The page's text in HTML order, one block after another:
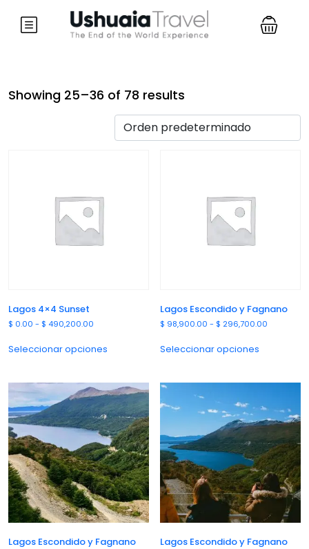
Showing 25–36 of 78 results
Lagos 4×4 Sunset
$ 0.00 - $ 490,200.00
Seleccionar opciones
Lagos Escondido y Fagnano
$ 98,900.00 - $ 296,700.00
Seleccionar opciones
Lagos Escondido y Fagnano Lagos Escondido y Fagnano